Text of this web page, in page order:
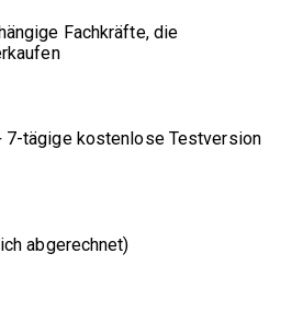
Fachkräfte, die
7-tägige kostenlose Testversion
abgerechnet)